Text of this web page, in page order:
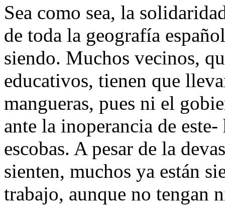
Sea como sea, la
de toda la geografía
siendo. Muchos vecinos,
educativos, tienen que
mangueras, pues ni el
ante la inoperancia de
escobas. A pesar de la
sienten, muchos ya están
trabajo, aunque no tengan